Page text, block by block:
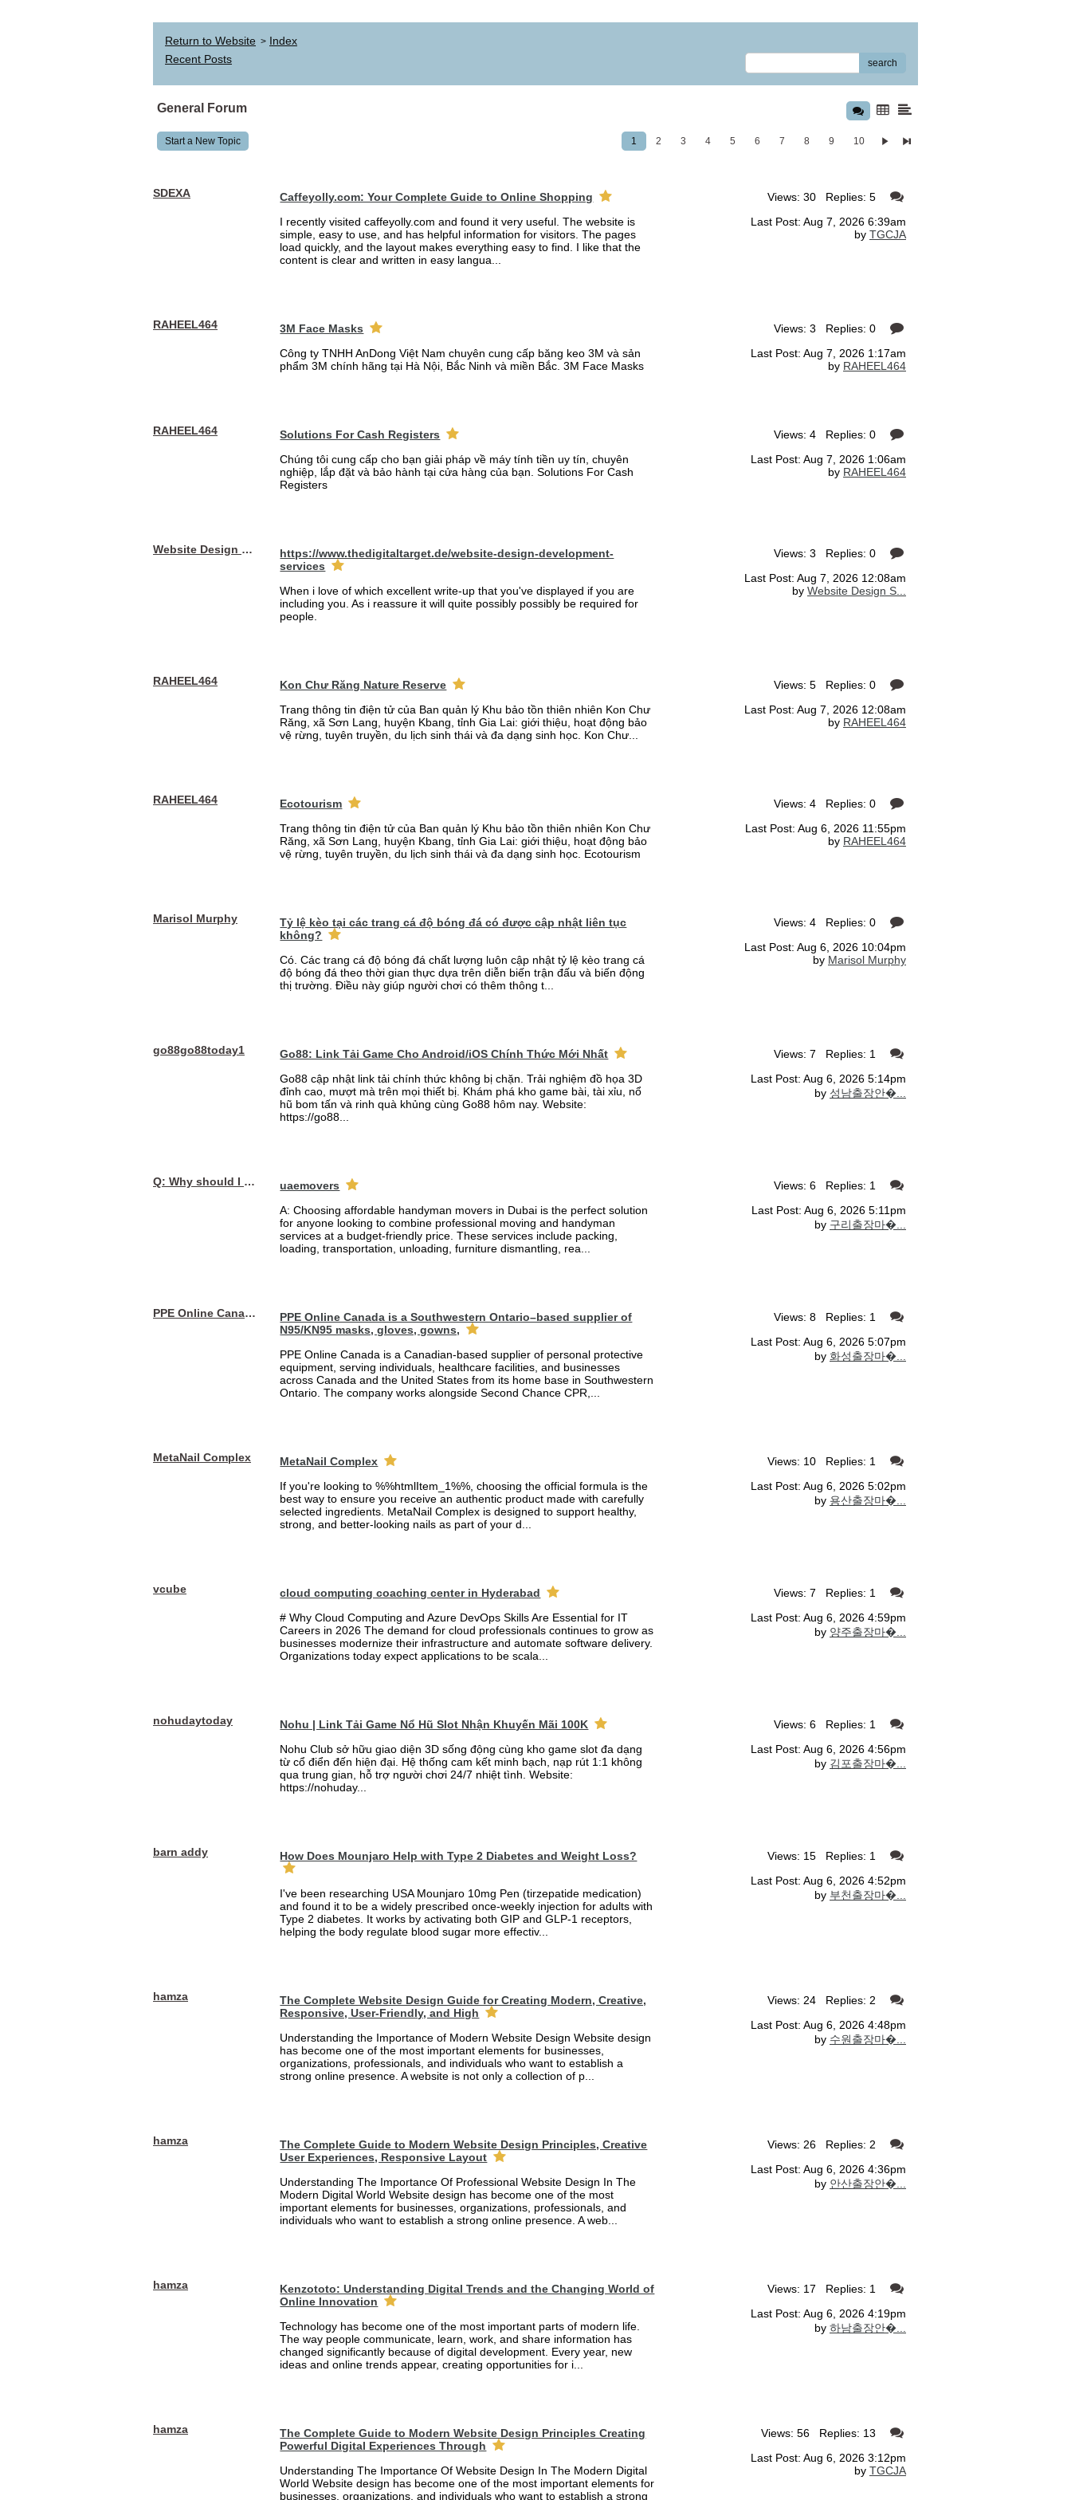
Return to Website > Index
Recent Posts
search
General Forum
Start a New Topic 1 2 3 4 5 6 7 8 9 10
SDEXA
Caffeyolly.com: Your Complete Guide to Online Shopping
I recently visited caffeyolly.com and found it very useful. The website is
simple, easy to use, and has helpful information for visitors. The pages
load quickly, and the layout makes everything easy to find. I like that the
content is clear and written in easy langua...
Views: 30 Replies: 5
Last Post: Aug 7, 2026 6:39am
by TGCJA
RAHEEL464
3M Face Masks
Công ty TNHH AnDong Việt Nam chuyên cung cấp băng keo 3M và sản
phẩm 3M chính hãng tại Hà Nội, Bắc Ninh và miền Bắc. 3M Face Masks
Views: 3 Replies: 0
Last Post: Aug 7, 2026 1:17am
by RAHEEL464
RAHEEL464
Solutions For Cash Registers
Chúng tôi cung cấp cho bạn giải pháp về máy tính tiền uy tín, chuyên
nghiệp, lắp đặt và bảo hành tại cửa hàng của bạn. Solutions For Cash
Registers
Views: 4 Replies: 0
Last Post: Aug 7, 2026 1:06am
by RAHEEL464
Website Design Services berin
https://www.thedigitaltarget.de/website-design-development-
services
When i love of which excellent write-up that you've displayed if you are
including you. As i reassure it will quite possibly possibly be required for
people.
Views: 3 Replies: 0
Last Post: Aug 7, 2026 12:08am
by Website Design S...
RAHEEL464
Kon Chư Răng Nature Reserve
Trang thông tin điện tử của Ban quản lý Khu bảo tồn thiên nhiên Kon Chư
Răng, xã Sơn Lang, huyện Kbang, tỉnh Gia Lai: giới thiệu, hoạt động bảo
vệ rừng, tuyên truyền, du lịch sinh thái và đa dạng sinh học. Kon Chư...
Views: 5 Replies: 0
Last Post: Aug 7, 2026 12:08am
by RAHEEL464
RAHEEL464
Ecotourism
Trang thông tin điện tử của Ban quản lý Khu bảo tồn thiên nhiên Kon Chư
Răng, xã Sơn Lang, huyện Kbang, tỉnh Gia Lai: giới thiệu, hoạt động bảo
vệ rừng, tuyên truyền, du lịch sinh thái và đa dạng sinh học. Ecotourism
Views: 4 Replies: 0
Last Post: Aug 6, 2026 11:55pm
by RAHEEL464
Marisol Murphy
Tỷ lệ kèo tại các trang cá độ bóng đá có được cập nhật liên tục
không?
Có. Các trang cá độ bóng đá chất lượng luôn cập nhật tỷ lệ kèo trang cá
độ bóng đá theo thời gian thực dựa trên diễn biến trận đấu và biến động
thị trường. Điều này giúp người chơi có thêm thông t...
Views: 4 Replies: 0
Last Post: Aug 6, 2026 10:04pm
by Marisol Murphy
go88go88today1
Go88: Link Tải Game Cho Android/iOS Chính Thức Mới Nhất
Go88 cập nhật link tải chính thức không bị chặn. Trải nghiệm đồ họa 3D
đỉnh cao, mượt mà trên mọi thiết bị. Khám phá kho game bài, tài xỉu, nổ
hũ bom tấn và rinh quà khủng cùng Go88 hôm nay. Website:
https://go88...
Views: 7 Replies: 1
Last Post: Aug 6, 2026 5:14pm
by 성남출장안�...
Q: Why should I choose affordable handyman movers in Dubai for my relocation and maintenance needs?
uaemovers
A: Choosing affordable handyman movers in Dubai is the perfect solution
for anyone looking to combine professional moving and handyman
services at a budget-friendly price. These services include packing,
loading, transportation, unloading, furniture dismantling, rea...
Views: 6 Replies: 1
Last Post: Aug 6, 2026 5:11pm
by 구리출장마�...
PPE Online Canada – Bulk PPE Supplier | N95, Gloves, Masks & Medical Supplies
PPE Online Canada is a Southwestern Ontario–based supplier of
N95/KN95 masks, gloves, gowns,
PPE Online Canada is a Canadian-based supplier of personal protective
equipment, serving individuals, healthcare facilities, and businesses
across Canada and the United States from its home base in Southwestern
Ontario. The company works alongside Second Chance CPR,...
Views: 8 Replies: 1
Last Post: Aug 6, 2026 5:07pm
by 화성출장마�...
MetaNail Complex
MetaNail Complex
If you're looking to %%htmlItem_1%%, choosing the official formula is the
best way to ensure you receive an authentic product made with carefully
selected ingredients. MetaNail Complex is designed to support healthy,
strong, and better-looking nails as part of your d...
Views: 10 Replies: 1
Last Post: Aug 6, 2026 5:02pm
by 용산출장마�...
vcube
cloud computing coaching center in Hyderabad
# Why Cloud Computing and Azure DevOps Skills Are Essential for IT
Careers in 2026 The demand for cloud professionals continues to grow as
businesses modernize their infrastructure and automate software delivery.
Organizations today expect applications to be scala...
Views: 7 Replies: 1
Last Post: Aug 6, 2026 4:59pm
by 양주출장마�...
nohudaytoday
Nohu | Link Tải Game Nổ Hũ Slot Nhận Khuyến Mãi 100K
Nohu Club sở hữu giao diện 3D sống động cùng kho game slot đa dạng
từ cổ điển đến hiện đại. Hệ thống cam kết minh bạch, nạp rút 1:1 không
qua trung gian, hỗ trợ người chơi 24/7 nhiệt tình. Website:
https://nohuday...
Views: 6 Replies: 1
Last Post: Aug 6, 2026 4:56pm
by 김포출장마�...
barn addy How Does Mounjaro Help with Type 2 Diabetes and Weight Loss?
I've been researching USA Mounjaro 10mg Pen (tirzepatide medication)
and found it to be a widely prescribed once-weekly injection for adults with
Type 2 diabetes. It works by activating both GIP and GLP-1 receptors,
helping the body regulate blood sugar more effectiv...
Views: 15 Replies: 1
Last Post: Aug 6, 2026 4:52pm
by 부천출장마�...
hamza
The Complete Website Design Guide for Creating Modern, Creative,
Responsive, User-Friendly, and High
Understanding the Importance of Modern Website Design Website design
has become one of the most important elements for businesses,
organizations, professionals, and individuals who want to establish a
strong online presence. A website is not only a collection of p...
Views: 24 Replies: 2
Last Post: Aug 6, 2026 4:48pm
by 수원출장마�...
hamza
The Complete Guide to Modern Website Design Principles, Creative
User Experiences, Responsive Layout
Understanding The Importance Of Professional Website Design In The
Modern Digital World Website design has become one of the most
important elements for businesses, organizations, professionals, and
individuals who want to establish a strong online presence. A web...
Views: 26 Replies: 2
Last Post: Aug 6, 2026 4:36pm
by 안산출장안�...
hamza
Kenzototo: Understanding Digital Trends and the Changing World of
Online Innovation
Technology has become one of the most important parts of modern life.
The way people communicate, learn, work, and share information has
changed significantly because of digital development. Every year, new
ideas and online trends appear, creating opportunities for i...
Views: 17 Replies: 1
Last Post: Aug 6, 2026 4:19pm
by 하남출장안�...
hamza
The Complete Guide to Modern Website Design Principles Creating
Powerful Digital Experiences Through
Understanding The Importance Of Website Design In The Modern Digital
World Website design has become one of the most important elements for
businesses, organizations, and individuals who want to establish a strong
Views: 56 Replies: 13
Last Post: Aug 6, 2026 3:12pm
by TGCJA